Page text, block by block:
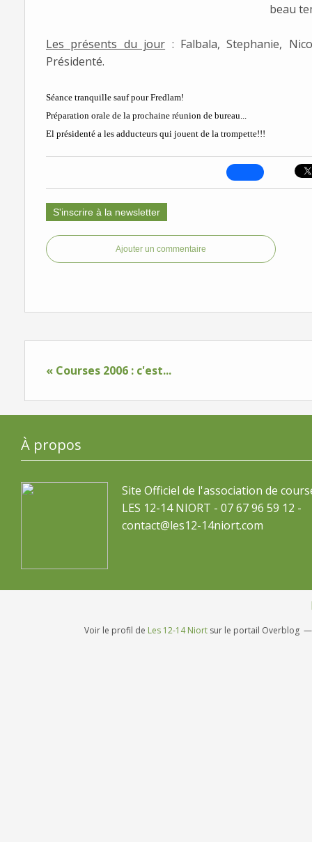
beau
Les présents du jour : Falbala, Stephanie,
Présidenté.
Séance tranquille sauf pour Fredlam!
Préparation orale de la prochaine réunion de bureau...
El présidenté a les adducteurs qui jouent de la trompette!!!
S'inscrire à la newsletter
Ajouter un commentaire
« Courses 2006 : c'est...
À propos
Site Officiel de l'association de
LES 12-14 NIORT - 07 67 96 59 12 -
contact@les12-14niort.com
Voir le profil de Les 12-14 Niort sur le portail Overblog